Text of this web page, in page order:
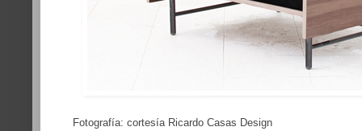
Fotografía: cortesía Ricardo Casas Design